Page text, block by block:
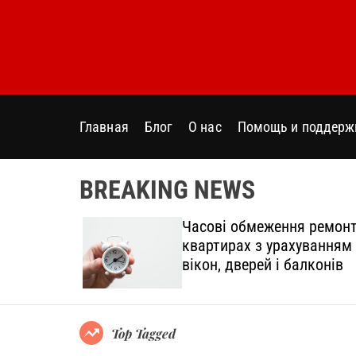
Главная Блог О нас Помощь и
BREAKING NEWS
Часові обмеження
квартирах з урахуванням
вікон, дверей і балконів
Top Tagged